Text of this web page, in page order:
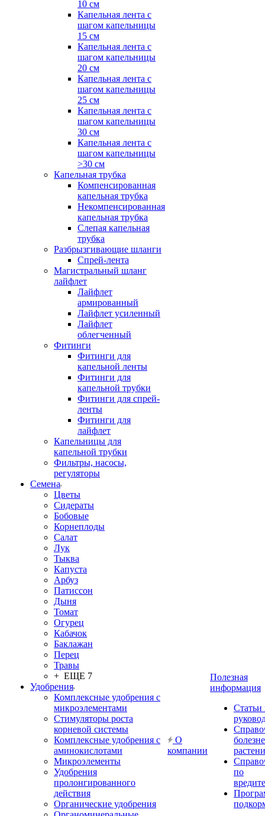
10 см
Капельная лента с
шагом капельницы
15 см
Капельная лента с
шагом капельницы
20 см
Капельная лента с
шагом капельницы
25 см
Капельная лента с
шагом капельницы
30 см
Капельная лента с
шагом капельницы
>30 см
Капельная трубка
Компенсированная
капельная трубка
Некомпенсированная
капельная трубка
Слепая капельная
трубка
Разбрызгивающие шланги
Спрей-лента
Магистральный шланг
лайфлет
Лайфлет
армированный
Лайфлет усиленный
Лайфлет
облегченный
Фитинги
Фитинги для
капельной ленты
Фитинги для
капельной трубки
Фитинги для спрей-
ленты
Фитинги для
лайфлет
Капельницы для
капельной трубки
Фильтры, насосы,
регуляторы
Семена
Цветы
Сидераты
Бобовые
Корнеплоды
Салат
Лук
Тыква
Капуста
Арбуз
Патиссон
Дыня
Томат
Огурец
Кабачок
Баклажан
Перец
Травы
+ ЕЩЕ 7
Удобрения
Комплексные удобрения с
микроэлементами
Стимуляторы роста
корневой системы
Комплексные удобрения с
аминокислотами
Микроэлементы
Удобрения
пролонгированного
действия
Органические удобрения
О
компании
Полезная
информация
Статьи
по